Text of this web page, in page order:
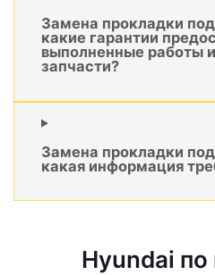
Замена прокладки
какие гарантии
выполненные работы
запчасти?
Замена прокладки
какая информация
Hyundai